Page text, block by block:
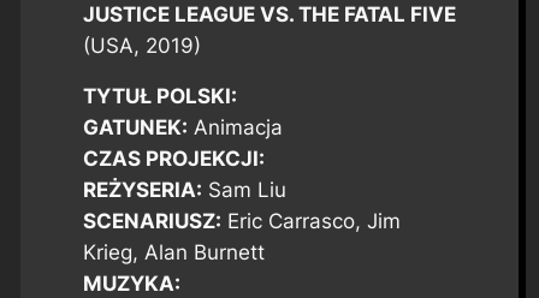
JUSTICE LEAGUE VS. THE FATAL FIVE
(USA, 2019)
TYTUŁ POLSKI:
GATUNEK: Animacja
CZAS PROJEKCJI:
REŻYSERIA: Sam Liu
SCENARIUSZ: Eric Carrasco, Jim
Krieg, Alan Burnett
MUZYKA: